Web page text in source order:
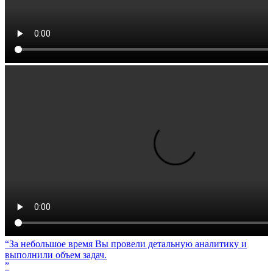
За небольшое время Вы провели детальную аналитику и
выполнили объем задач.